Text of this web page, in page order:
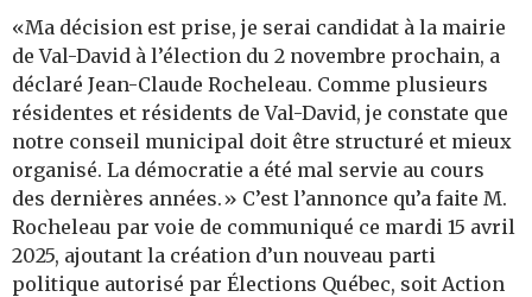
«Ma décision est prise, je serai candidat à la mairie
de Val-David à l’élection du 2 novembre prochain, a
déclaré Jean-Claude Rocheleau. Comme plusieurs
résidentes et résidents de Val-David, je constate que
notre conseil municipal doit être structuré et mieux
organisé. La démocratie a été mal servie au cours
des dernières années.» C’est l’annonce qu’a faite M.
Rocheleau par voie de communiqué ce mardi 15 avril
2025, ajoutant la création d’un nouveau parti
politique autorisé par Élections Québec, soit Action